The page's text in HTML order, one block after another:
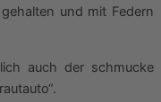
und mit Federn
auch der schmucke